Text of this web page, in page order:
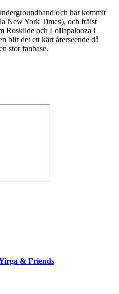
och har kommit
New York Times), och frälst
Roskilde och Lollapalooza i
blir det ett kärt återseende då
stor fanbase.
& Friends